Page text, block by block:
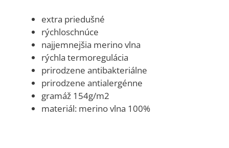
extra priedušné
rýchloschnúce
najjemnejšia merino vlna
rýchla termoregulácia
prirodzene antibakteriálne
prirodzene antialergénne
gramáž 154g/m2
materiál: merino vlna 100%